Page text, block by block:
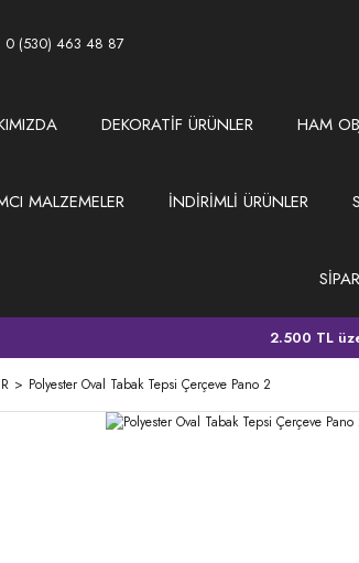
0 (530) 463 48 87
DEKORATİF ÜRÜNLER HAM
MALZEMELER İNDİRİMLİ ÜRÜNLER
2.500 TL
Polyester Oval Tabak Tepsi Çerçeve Pano 2